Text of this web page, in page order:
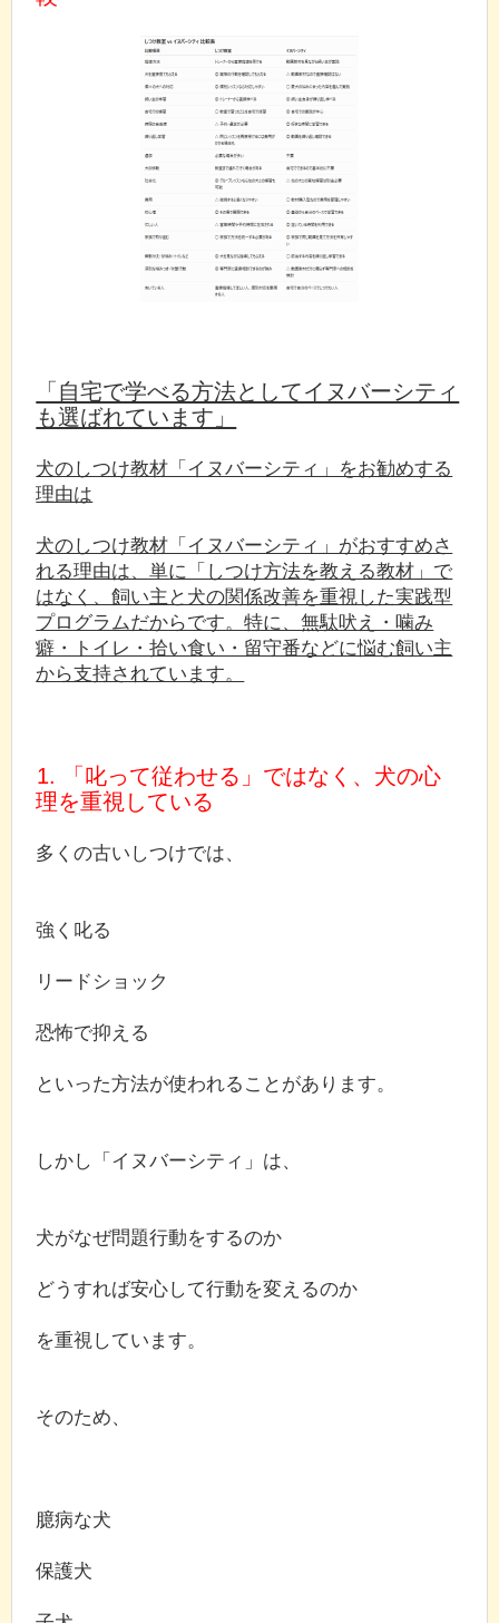
「自宅で学べる方法としてイヌバーシティ
も選ばれています」
犬のしつけ教材「イヌバーシティ」をお勧めする
理由は
犬のしつけ教材「イヌバーシティ」がおすすめさ
れる理由は、単に「しつけ方法を教える教材」で
はなく、飼い主と犬の関係改善を重視した実践型
プログラムだからです。特に、無駄吠え・噛み
癖・トイレ・拾い食い・留守番などに悩む飼い主
から支持されています。
1. 「叱って従わせる」ではなく、犬の心
理を重視している
多くの古いしつけでは、
強く叱る
リードショック
恐怖で抑える
といった方法が使われることがあります。
しかし「イヌバーシティ」は、
犬がなぜ問題行動をするのか
どうすれば安心して行動を変えるのか
を重視しています。
そのため、
臆病な犬
保護犬